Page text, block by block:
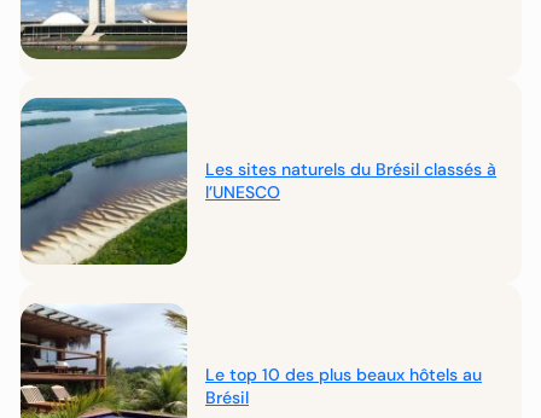
Les sites naturels du Brésil classés à
l’UNESCO
Le top 10 des plus beaux hôtels au
Brésil